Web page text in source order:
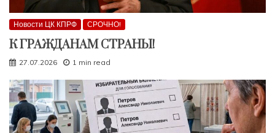
Новости ЦК КПРФ СРОЧНО!
К ГРАЖДАНАМ СТРАНЫ!
27.07.2026 1 min read